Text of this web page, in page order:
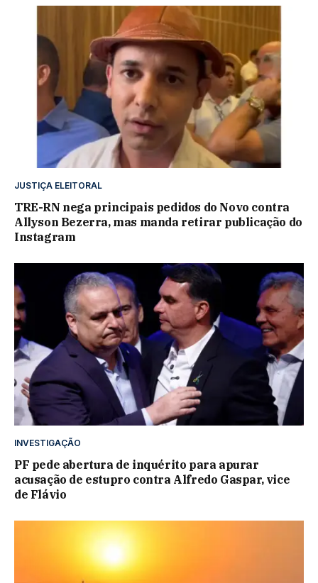
JUSTIÇA ELEITORAL
TRE-RN nega principais pedidos do Novo contra
Allyson Bezerra, mas manda retirar publicação do
Instagram
INVESTIGAÇÃO
PF pede abertura de inquérito para apurar
acusação de estupro contra Alfredo Gaspar, vice
de Flávio